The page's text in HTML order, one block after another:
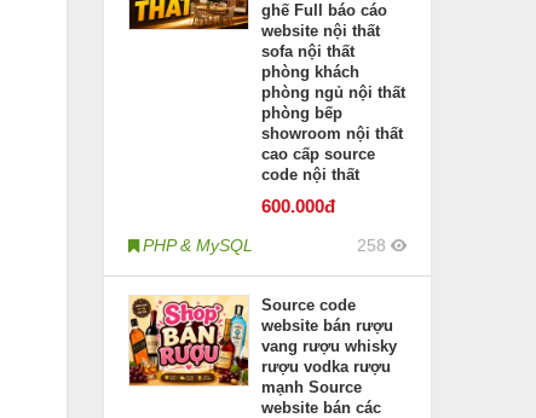
ghế Full báo cáo
website nội thất
sofa nội thất
phòng khách
phòng ngủ nội thất
phòng bếp
showroom nội thất
cao cấp source
code nội thất
600.000đ
PHP & MySQL 258
Source code
website bán rượu
vang rượu whisky
rượu vodka rượu
mạnh Source
website bán các